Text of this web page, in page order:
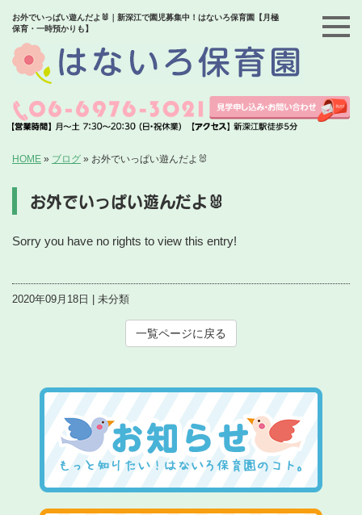
お外でいっぱい遊んだよ🐰｜新深江で園児募集中！はないろ保育園【月極
保育・一時預かりも】
HOME » ブログ » お外でいっぱい遊んだよ🐰
お外でいっぱい遊んだよ🐰
Sorry you have no rights to view this entry!
2020年09月18日 | 未分類
一覧ページに戻る